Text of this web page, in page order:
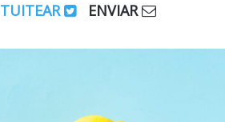
TUITEAR
ENVIAR